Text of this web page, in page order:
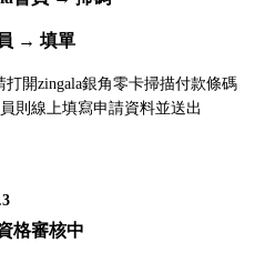
→ 填單
打開zingala銀角零卡掃描付款條碼
則線上填寫申請資料並送出
格審核中